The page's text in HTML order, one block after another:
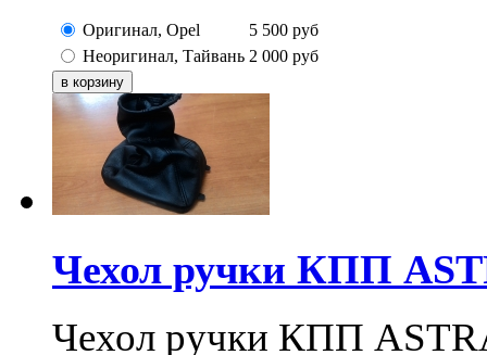
Оригинал, Opel 5 500 руб
Неоригинал, Тайвань 2 000 руб
Чехол ручки КПП
Чехол ручки КПП